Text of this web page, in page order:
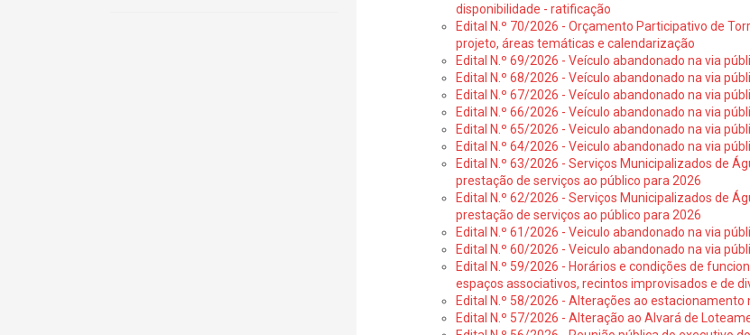
disponibilidade - ratificação
Edital N.º 70/2026 - Orçamento Participativo de
projeto, áreas temáticas e calendarização
Edital N.º 69/2026 - Veículo abandonado na via
Edital N.º 68/2026 - Veículo abandonado na via
Edital N.º 67/2026 - Veículo abandonado na via
Edital N.º 66/2026 - Veículo abandonado na via
Edital N.º 65/2026 - Veiculo abandonado na via
Edital N.º 64/2026 - Veiculo abandonado na via
Edital N.º 63/2026 - Serviços Municipalizados de
prestação de serviços ao público para 2026
Edital N.º 62/2026 - Serviços Municipalizados de
prestação de serviços ao público para 2026
Edital N.º 61/2026 - Veiculo abandonado na via
Edital N.º 60/2026 - Veiculo abandonado na via
Edital N.º 59/2026 - Horários e condições de
espaços associativos, recintos improvisados e de
Edital N.º 58/2026 - Alterações ao
Edital N.º 57/2026 - Alteração ao Alvará de